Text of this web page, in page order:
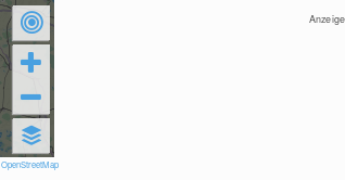
OpenStreetMap
Anzeige